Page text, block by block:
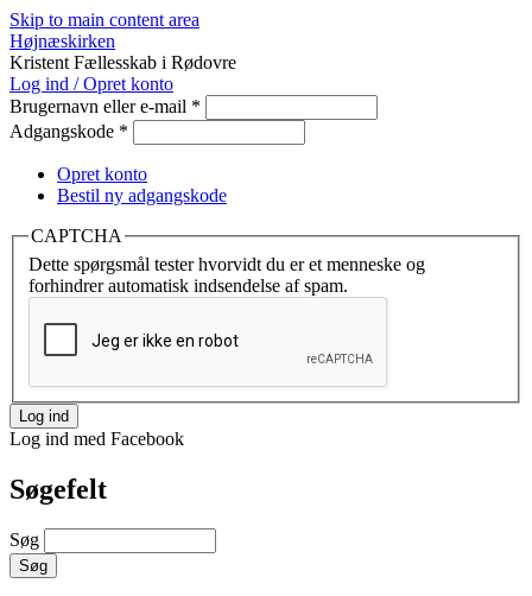
Skip to main content area
Højnæskirken
Kristent Fællesskab i Rødovre
Log ind / Opret konto
Brugernavn eller e-mail *
Adgangskode *
Opret konto
Bestil ny adgangskode
CAPTCHA
Dette spørgsmål tester hvorvidt du er et menneske og
forhindrer automatisk indsendelse af spam.
Log ind med Facebook
Søgefelt
Søg